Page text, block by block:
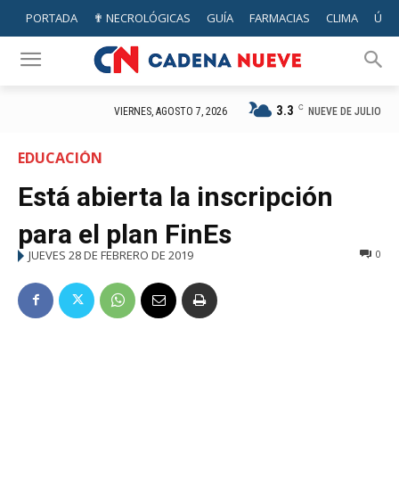
PORTADA ✟ NECROLÓGICAS GUÍA FARMACIAS CLIMA
VIERNES, AGOSTO 7, 2026 3.3 C NUEVE DE JULIO
EDUCACIÓN
Está abierta la inscripción
para el plan FinEs
JUEVES 28 DE FEBRERO DE 2019 0